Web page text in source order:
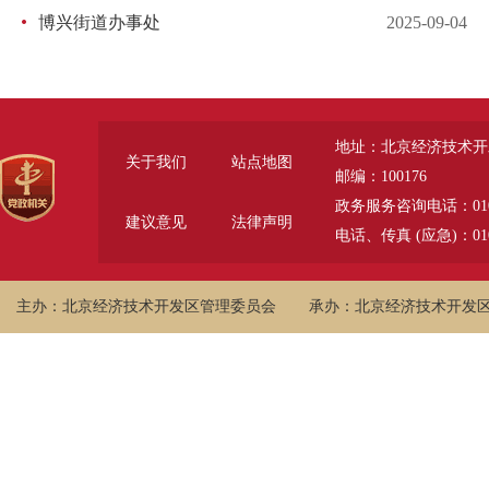
博兴街道办事处 2025-09-04
关于我们 站点地图
建议意见 法律声明
地址：北京经济技术
邮编：100176
政务服务咨询电话：
电话、传真 (应急)：
主办：北京经济技术开发区管理委员会 承办：北京经济技术开发